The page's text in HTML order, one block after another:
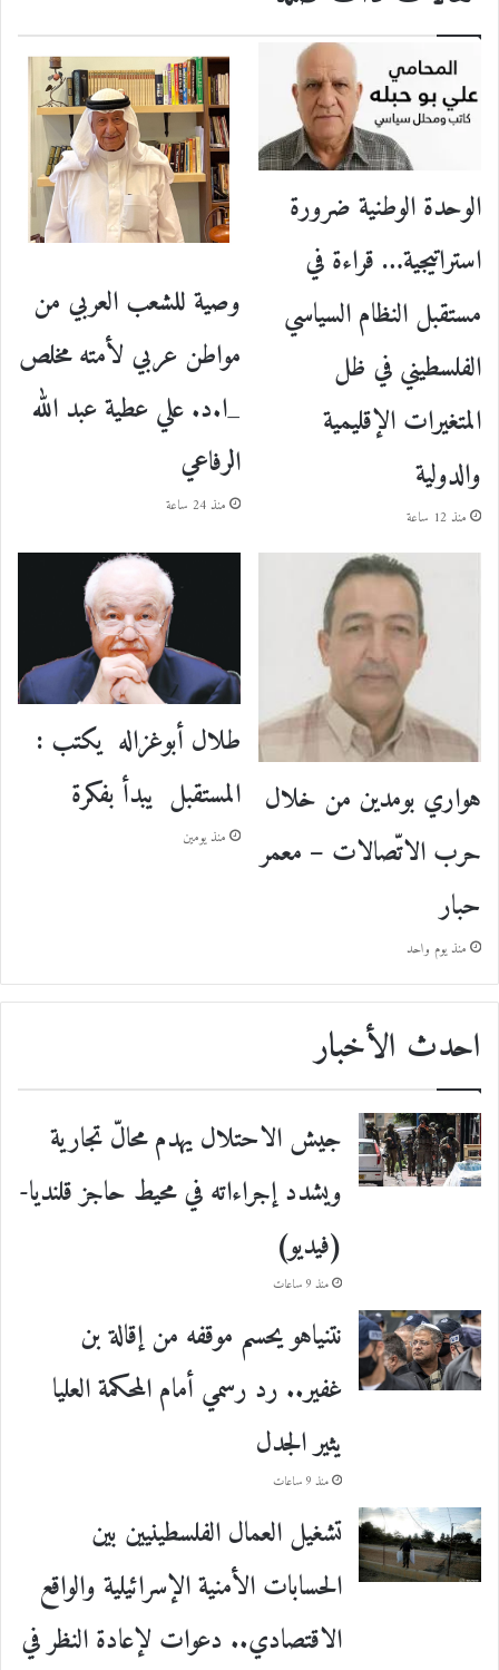
الوحدة الوطنية ضرورة
استراتيجية… قراءة في
مستقبل النظام السياسي
الفلسطيني في ظل
المتغيرات الإقليمية
والدولية
منذ 12 ساعة
وصية للشعب العربي من
مواطن عربي لأمته مخلص
_ا.د. علي عطية عبد الله
الرفاعي
منذ 24 ساعة
هواري بومدين من خلال
حرب الاتّصالات – معمر
حبار
منذ يوم واحد
طلال أبوغزاله يكتب :
المستقبل يبدأ بفكرة
منذ يومين
احدث الأخبار
جيش الاحتلال يهدم محالّ تجارية
ويشدد إجراءاته في محيط حاجز قلنديا-
(فيديو)
منذ 9 ساعات
نتنياهو يحسم موقفه من إقالة بن
غفير.. رد رسمي أمام المحكمة العليا
يثير الجدل
منذ 9 ساعات
تشغيل العمال الفلسطينيين بين
الحسابات الأمنية الإسرائيلية والواقع
الاقتصادي.. دعوات لإعادة النظر في